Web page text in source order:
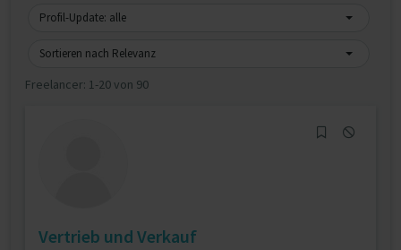
Profil-Update: alle
Sortieren nach Relevanz
Freelancer: 1-20 von 90
Vertrieb und Verkauf